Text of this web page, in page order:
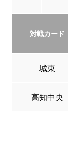
対戦カード
城東
高知中央